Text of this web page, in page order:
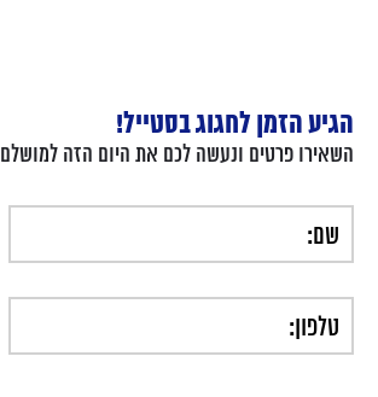
הגיע הזמן לחגוג בסטייל!
השאירו פרטים ונעשה לכם את היום הזה למושלם